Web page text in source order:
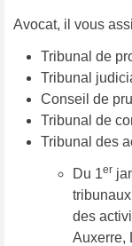
Avocat, il vous
Tribunal de
Tribunal
Conseil de
Tribunal de
Tribunal des
Du 1er
des
Auxerre,